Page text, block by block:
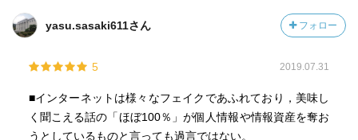
yasu.sasaki611さん フォロー
5 2019.07.31
■インターネットは様々なフェイクであふれており，美味し
く聞こえる話の「ほぼ100％」が個人情報や情報資産を奪お
うとしているものと言っても過言ではない。